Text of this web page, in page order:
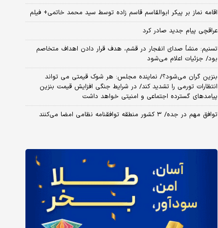
اقامه نماز بر پیکر ابوالقاسم قاسم زاده توسط سید محمد خاتمی+ فیلم
عراقچی پیام جدید صادر کرد
تسنیم: منشأ صدای انفجار در قشم، هدف قرار دادن اهداف متخاصم
بود/ جزئیات اعلام می‌شود
بنزین گران می‌شود؟/ نماینده مجلس: هر شوک قیمتی می تواند
انتظارات تورمی را تشدید کند/ در شرایط جنگی افزایش قیمت بنزین
پیامدهای گسترده اجتماعی و امنیتی خواهد داشت
توافق مهم در جده/ ۳ کشور منطقه توافقنامه نظامی امضا می‌کنند